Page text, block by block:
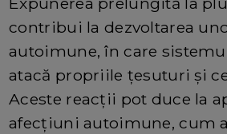
contribui la dezvoltarea
autoimune, în care
atacă propriile țesuturi și
Aceste reacții pot duce la
afecțiuni autoimune, cum